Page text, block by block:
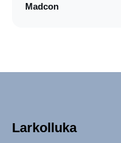
Madcon
Larkolluka